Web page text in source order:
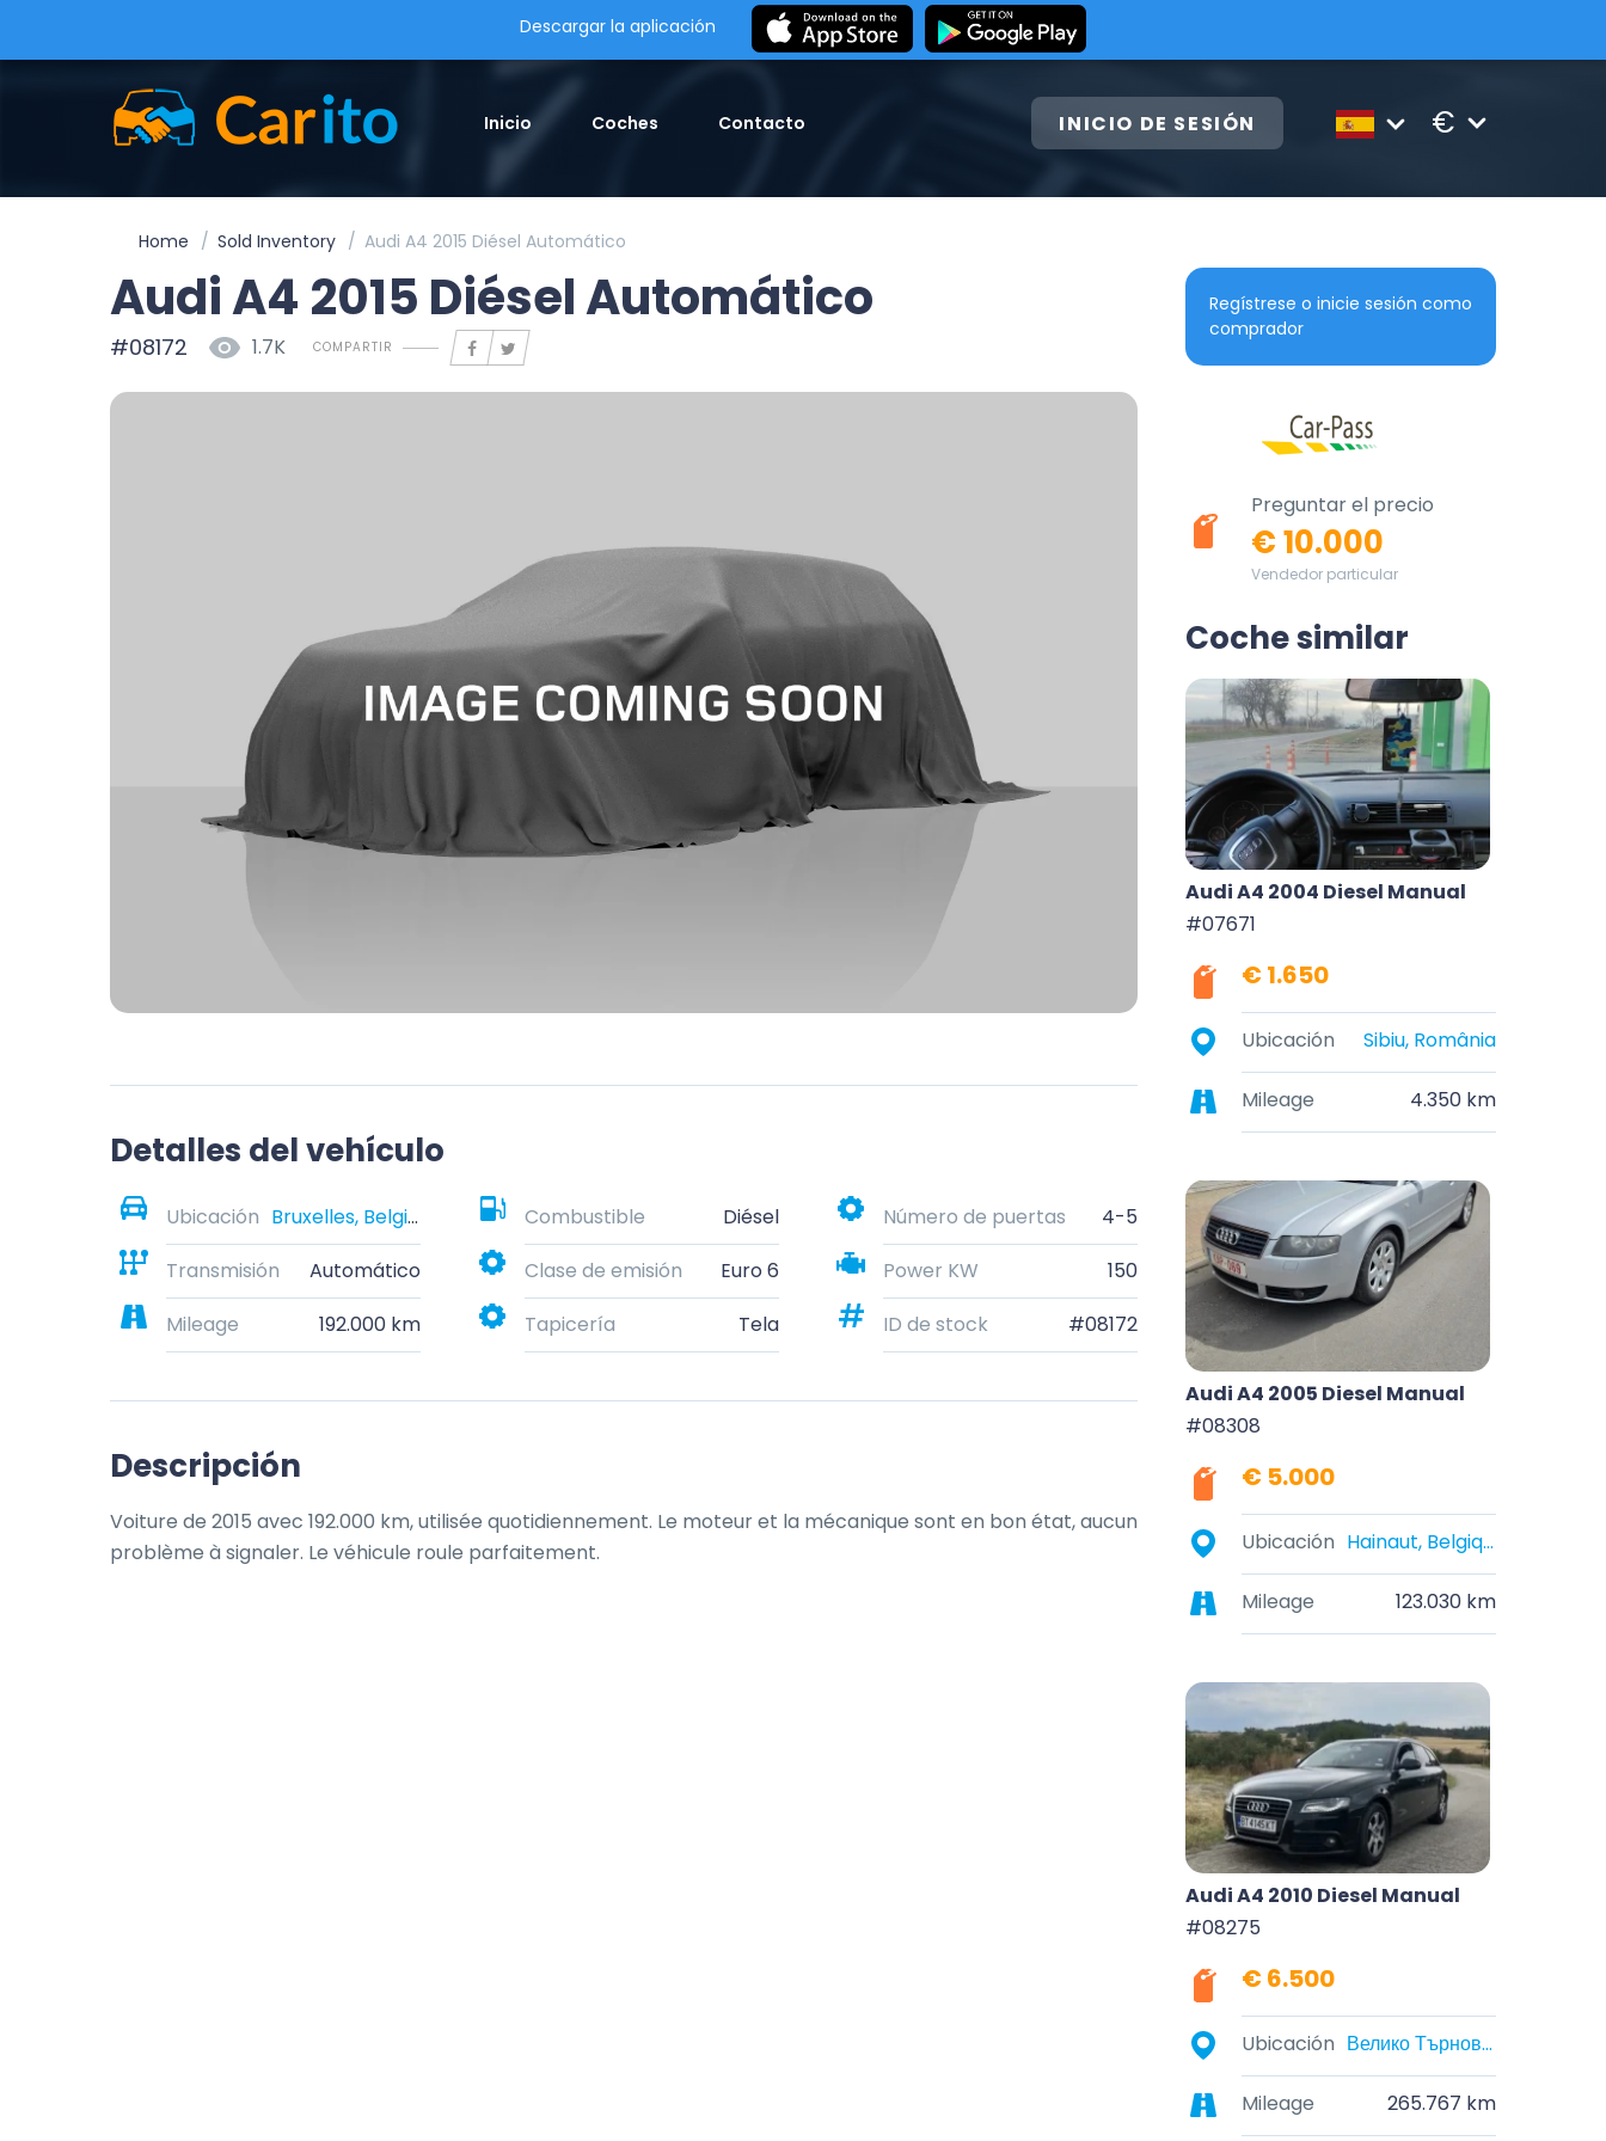
Descargar la aplicación
Inicio Coches Contacto INICIO DE SESIÓN €
Home Sold Inventory Audi A4 2015 Diésel Automático
Audi A4 2015 Diésel Automático
#08172 1.7K COMPARTIR
Detalles del vehículo
Ubicación Bruxelles, Belgique Combustible Diésel Número de puertas
4-5
Transmisión
Automático Clase de emisión Euro 6 Power KW
150
Mileage
192.000 km Tapicería Tela ID de stock #08172
Descripción
Voiture de 2015 avec 192.000 km, utilisée quotidiennement. Le moteur et la mécanique sont en bon état, aucun
problème à signaler. Le véhicule roule parfaitement.
Regístrese o inicie sesión como
comprador
Preguntar el precio
€ 10.000
Vendedor particular
Coche similar
Audi A4 2004 Diesel Manual
#07671
€ 1.650
Ubicación Sibiu, România
Mileage 4.350 km
Audi A4 2005 Diesel Manual
#08308
€ 5.000
Ubicación Hainaut, Belgique
Mileage 123.030 km
Audi A4 2010 Diesel Manual
#08275
€ 6.500
Ubicación Велико Търново, Велико Търново, България
Mileage 265.767 km